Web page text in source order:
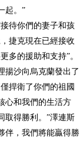
起。”
待你們的妻子和孩
捷克現在已經接收
多的援助和支持”。
揚沙向烏克蘭發出了
捍衛了你們的祖國
心和我們的生活方
取得勝利。”澤連斯
伴，我們將能贏得勝